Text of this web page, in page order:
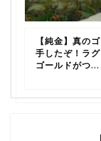
【純金】真の
手したぞ！ラ
ゴールドがつ...